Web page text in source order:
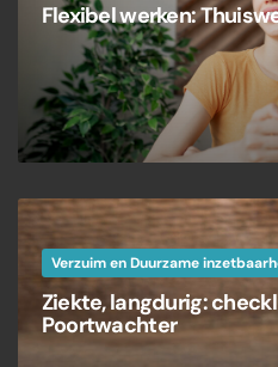
Flexibel werken:
Verzuim en Duurzame
Ziekte, langdurig:
Poortwachter